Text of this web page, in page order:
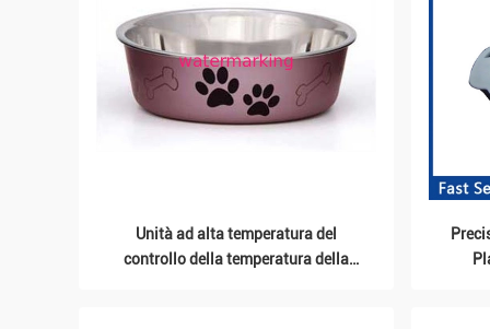
Unità ad alta temperatura del
controllo della temperatura della